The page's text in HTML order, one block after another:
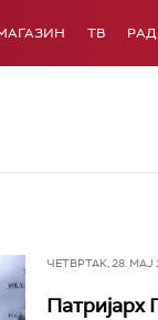
ТВ
ЧЕТВРТАК, 28. МАЈ
Патријарх